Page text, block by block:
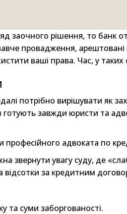
заочного рішення, то банк
провадження,
ваші права. Час, у
потрібно вирішувати як
завжди юристи та
професійного адвоката по
увагу суду, де
відсотки за кредитним
та суми заборгованості.